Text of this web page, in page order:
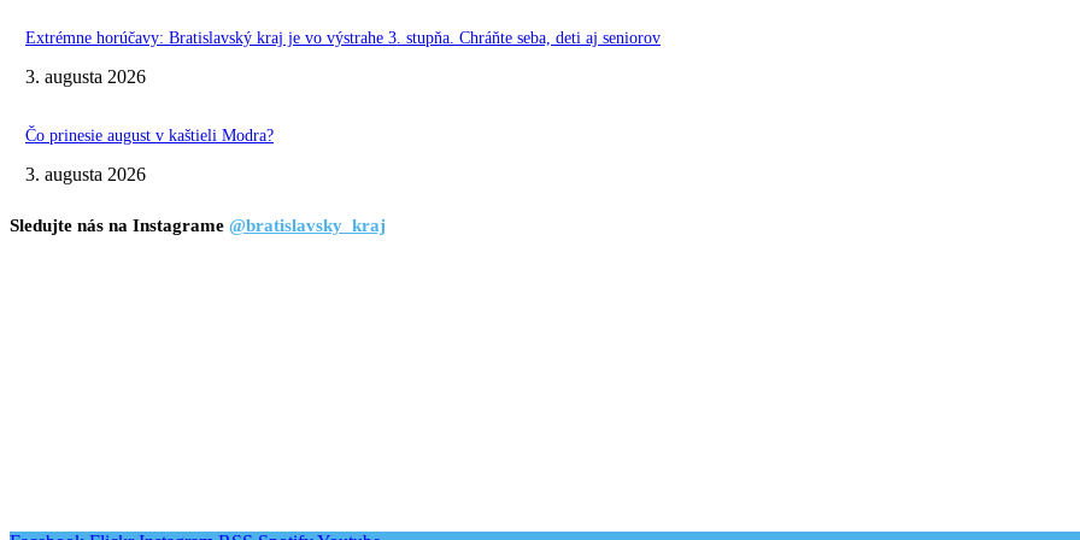
Extrémne horúčavy: Bratislavský kraj je vo výstrahe 3. stupňa. Chráňte seba, deti aj seniorov
3. augusta 2026
Čo prinesie august v kaštieli Modra?
3. augusta 2026
Sledujte nás na Instagrame @bratislavsky_kraj